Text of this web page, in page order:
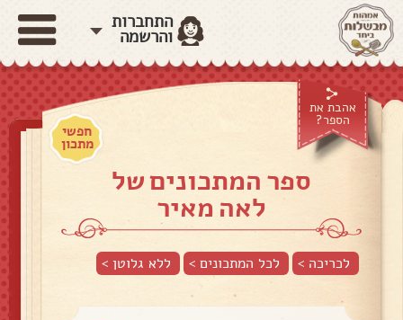
התחברות
והרשמה
אהבת את
הספר?
חפשי
מתכון
ספר המתכונים של
לאה מאיר
לכריכה > לכל המתכונים > ללא גלוטן>